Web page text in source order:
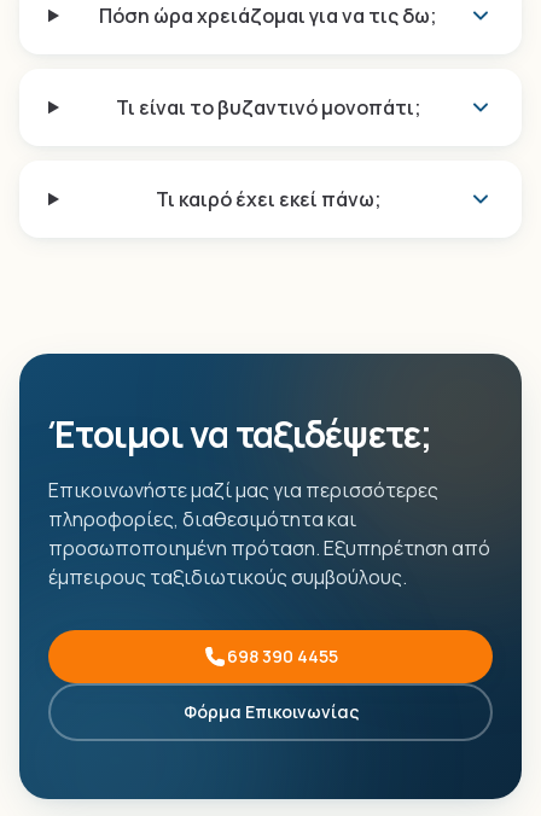
Πόση ώρα χρειάζομαι για να τις δω;
Τι είναι το βυζαντινό μονοπάτι;
Τι καιρό έχει εκεί πάνω;
Έτοιμοι να ταξιδέψετε;
Επικοινωνήστε μαζί μας για περισσότερες
πληροφορίες, διαθεσιμότητα και
προσωποποιημένη πρόταση. Εξυπηρέτηση από
έμπειρους ταξιδιωτικούς συμβούλους.
698 390 4455
Φόρμα Επικοινωνίας